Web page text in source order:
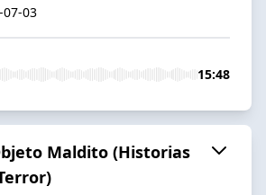
07-03
15:48
Maldito (Historias